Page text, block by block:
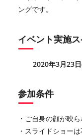
ングです。
イベント実施
2020年3月23
参加条件
・ご自身の顔が映
・スライドショーは